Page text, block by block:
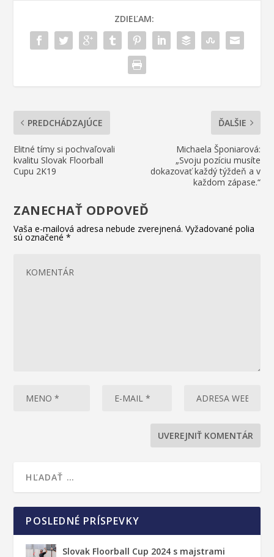
ZDIEĽAM:
PREDCHÁDZAJÚCE
Elitné tímy si pochvaľovali
kvalitu Slovak Floorball
Cupu 2K19
ĎALŠIE
Michaela Šponiarová:
„Svoju pozíciu musíte
dokazovať každý týždeň a v
každom zápase.“
ZANECHAŤ ODPOVEĎ
Vaša e-mailová adresa nebude zverejnená. Vyžadované polia
sú označené*
POSLEDNÉ PRÍSPEVKY
Slovak Floorball Cup 2024 s majstrami